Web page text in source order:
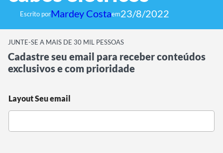
Escrito porMardey Costaem23/8/2022
JUNTE-SE A MAIS DE 30 MIL PESSOAS
Cadastre seu email para receber conteúdos
exclusivos e com prioridade
Layout Seu email